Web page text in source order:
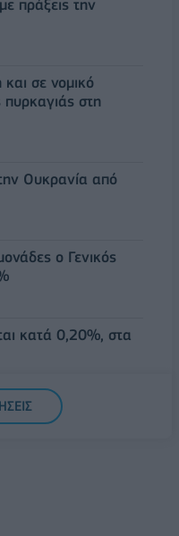
πράξεις την
σε νομικό
πυρκαγιάς στη
Ουκρανία από
ο Γενικός
κατά 0,20%, στα